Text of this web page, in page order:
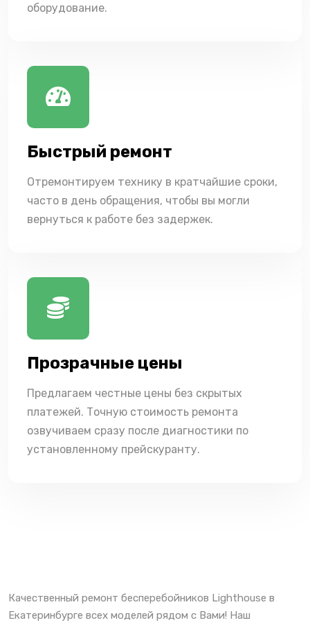
оборудование.
Быстрый ремонт
Отремонтируем технику в кратчайшие сроки,
часто в день обращения, чтобы вы могли
вернуться к работе без задержек.
Прозрачные цены
Предлагаем честные цены без скрытых
платежей. Точную стоимость ремонта
озвучиваем сразу после диагностики по
установленному прейскуранту.
Качественный ремонт бесперебойников Lighthouse в
Екатеринбурге всех моделей рядом с Вами! Наш